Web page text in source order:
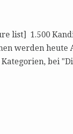
list] 1.500
werden heute
bei